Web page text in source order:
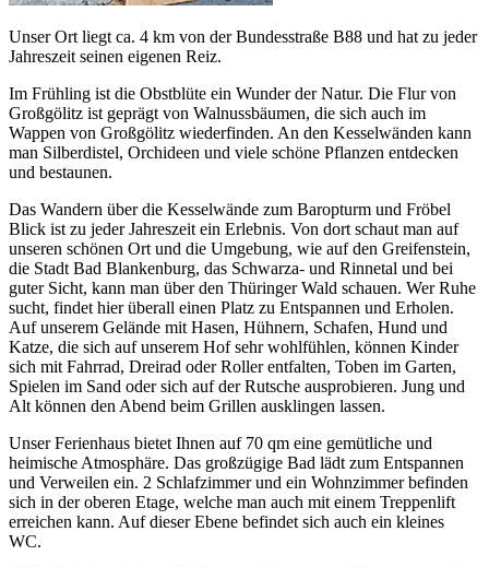
Unser Ort liegt ca. 4 km von der Bundesstraße B88 und hat zu jeder
Jahreszeit seinen eigenen Reiz.
Im Frühling ist die Obstblüte ein Wunder der Natur. Die Flur von
Großgölitz ist geprägt von Walnussbäumen, die sich auch im
Wappen von Großgölitz wiederfinden. An den Kesselwänden kann
man Silberdistel, Orchideen und viele schöne Pflanzen entdecken
und bestaunen.
Das Wandern über die Kesselwände zum Baropturm und Fröbel
Blick ist zu jeder Jahreszeit ein Erlebnis. Von dort schaut man auf
unseren schönen Ort und die Umgebung, wie auf den Greifenstein,
die Stadt Bad Blankenburg, das Schwarza- und Rinnetal und bei
guter Sicht, kann man über den Thüringer Wald schauen. Wer Ruhe
sucht, findet hier überall einen Platz zu Entspannen und Erholen.
Auf unserem Gelände mit Hasen, Hühnern, Schafen, Hund und
Katze, die sich auf unserem Hof sehr wohlfühlen, können Kinder
sich mit Fahrrad, Dreirad oder Roller entfalten, Toben im Garten,
Spielen im Sand oder sich auf der Rutsche ausprobieren. Jung und
Alt können den Abend beim Grillen ausklingen lassen.
Unser Ferienhaus bietet Ihnen auf 70 qm eine gemütliche und
heimische Atmosphäre. Das großzügige Bad lädt zum Entspannen
und Verweilen ein. 2 Schlafzimmer und ein Wohnzimmer befinden
sich in der oberen Etage, welche man auch mit einem Treppenlift
erreichen kann. Auf dieser Ebene befindet sich auch ein kleines
WC.